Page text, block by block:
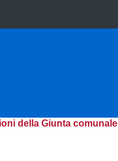
della Giunta comunale